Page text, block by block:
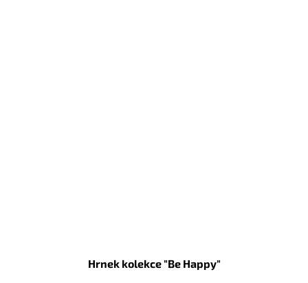
Hrnek kolekce "Be Happy"